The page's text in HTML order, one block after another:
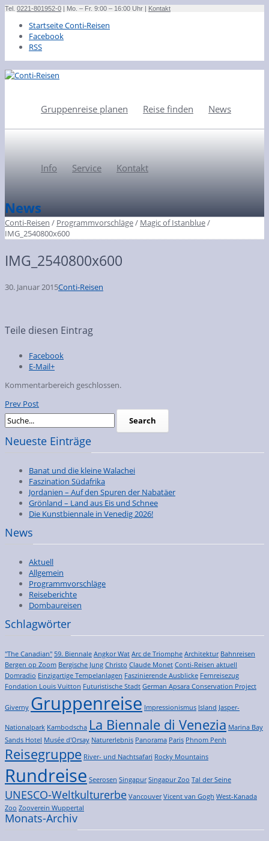
Tel. 0221-801952-0 | Mo. – Fr. 9:00 – 16:00 Uhr | Kontakt
Startseite Conti-Reisen
Facebook
RSS
Gruppenreise planen Reise finden News
Info Service Kontakt
News
Conti-Reisen / Programmvorschläge/ Magic of Istanblue/
IMG_2540800x600
IMG_2540800x600
30. Januar 2015Conti-Reisen
Teile diesen Eintrag
Facebook
E-Mail+
Kommentarbereich geschlossen.
Prev Post
Neueste Einträge
Banat und die kleine Walachei
Faszination Südafrika
Jordanien – Auf den Spuren der Nabatäer
Grönland – Land aus Eis und Schnee
Die Kunstbiennale in Venedig 2026!
News
Aktuell
Allgemein
Programmvorschläge
Reiseberichte
Dombaureisen
Schlagwörter
"The Canadian" 59. Biennale Angkor Wat Arc de Triomphe Architektur Bahnreisen
Bergen op Zoom Bergische Jung Christo Claude Monet Conti-Reisen aktuell
Domradio Einzigartige Tempelanlagen Faszinierende Ausblicke Fernreisezug
Fondation Louis Vuitton Futuristische Stadt German Apsara Conservation Project
Giverny Gruppenreise Impressionismus Island Jasper-
Nationalpark Kambodscha La Biennale di Venezia Marina Bay
Sands Hotel Musée d'Orsay Naturerlebnis Panorama Paris Phnom Penh
Reisegruppe River- und Nachtsafari Rocky Mountains
Rundreise Seerosen Singapur Singapur Zoo Tal der Seine
UNESCO-Weltkulturerbe Vancouver Vicent van Gogh West-Kanada
Zoo Zooverein Wuppertal
Monats-Archiv